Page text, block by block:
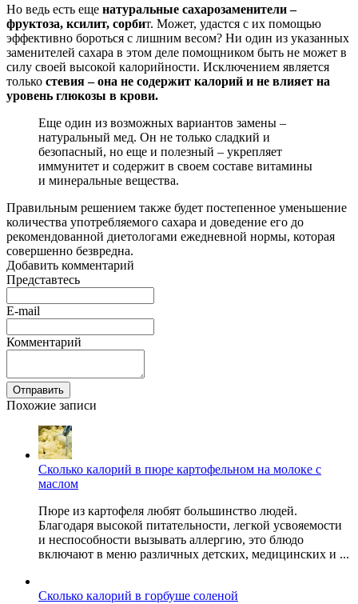
Но ведь есть еще натуральные сахарозаменители –
фруктоза, ксилит, сорбит. Может, удастся с их помощью
эффективно бороться с лишним весом? Ни один из указанных
заменителей сахара в этом деле помощником быть не может в
силу своей высокой калорийности. Исключением является
только стевия – она не содержит калорий и не влияет на
уровень глюкозы в крови.
Еще один из возможных вариантов замены –
натуральный мед. Он не только сладкий и
безопасный, но еще и полезный – укрепляет
иммунитет и содержит в своем составе витамины
и минеральные вещества.
Правильным решением также будет постепенное уменьшение
количества употребляемого сахара и доведение его до
рекомендованной диетологами ежедневной нормы, которая
совершенно безвредна.
Добавить комментарий
Представтесь
E-mail
Комментарий
Отправить
Похожие записи
Сколько калорий в пюре картофельном на молоке с
маслом
Пюре из картофеля любят большинство людей.
Благодаря высокой питательности, легкой усвояемости
и неспособности вызывать аллергию, это блюдо
включают в меню различных детских, медицинских и ...
Сколько калорий в горбуше соленой